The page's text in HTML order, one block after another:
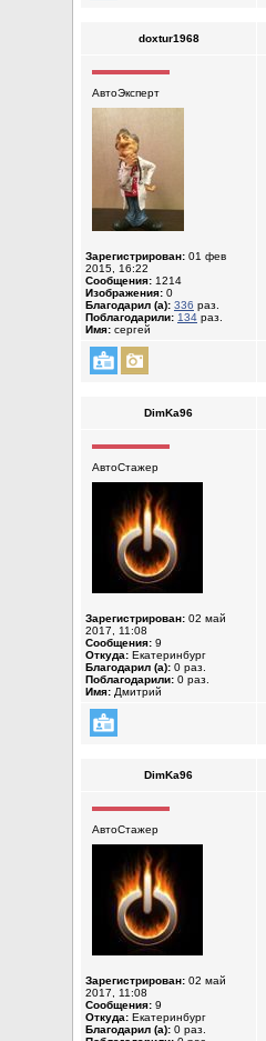
doxtur1968
АвтоЭксперт
Зарегистрирован: 01 фев
2015, 16:22
Сообщения: 1214
Изображения: 0
Благодарил (а): 336 раз.
Поблагодарили: 134 раз.
Имя: сергей
DimKa96
АвтоСтажер
Зарегистрирован: 02 май
2017, 11:08
Сообщения: 9
Откуда: Екатеринбург
Благодарил (а): 0 раз.
Поблагодарили: 0 раз.
Имя: Дмитрий
DimKa96
АвтоСтажер
Зарегистрирован: 02 май
2017, 11:08
Сообщения: 9
Откуда: Екатеринбург
Благодарил (а): 0 раз.